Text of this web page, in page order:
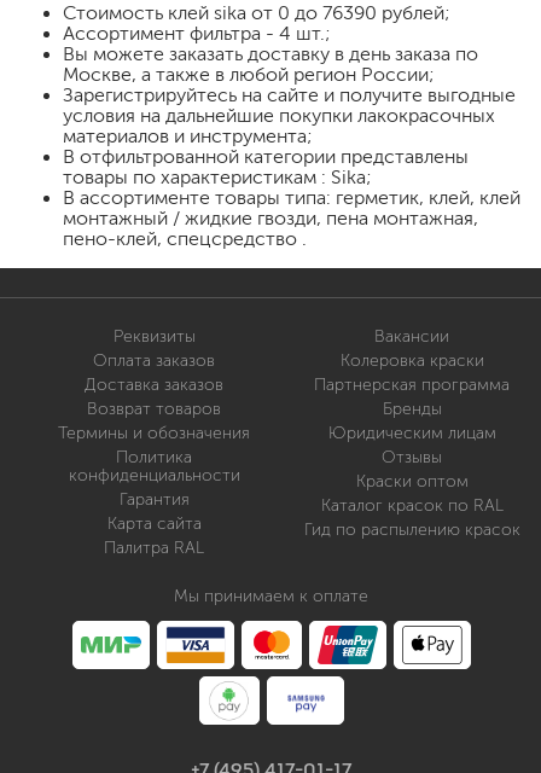
Стоимость клей sika от 0 до 76390 рублей;
Ассортимент фильтра - 4 шт.;
Вы можете заказать доставку в день заказа по
Москве, а также в любой регион России;
Зарегистрируйтесь на сайте и получите выгодные
условия на дальнейшие покупки лакокрасочных
материалов и инструмента;
В отфильтрованной категории представлены
товары по характеристикам : Sika;
В ассортименте товары типа: герметик, клей, клей
монтажный / жидкие гвозди, пена монтажная,
пено-клей, спецсредство .
Реквизиты
Оплата заказов
Доставка заказов
Возврат товаров
Термины и обозначения
Политика
конфиденциальности
Гарантия
Карта сайта
Палитра RAL
Вакансии
Колеровка краски
Партнерская программа
Бренды
Юридическим лицам
Отзывы
Краски оптом
Каталог красок по RAL
Гид по распылению красок
Мы принимаем к оплате